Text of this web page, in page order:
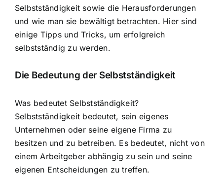
Selbstständigkeit sowie die Herausforderungen
und wie man sie bewältigt betrachten. Hier sind
einige Tipps und Tricks, um erfolgreich
selbstständig zu werden.
Die Bedeutung der Selbstständigkeit
Was bedeutet Selbstständigkeit?
Selbstständigkeit bedeutet, sein eigenes
Unternehmen oder seine eigene Firma zu
besitzen und zu betreiben. Es bedeutet, nicht von
einem Arbeitgeber abhängig zu sein und seine
eigenen Entscheidungen zu treffen.